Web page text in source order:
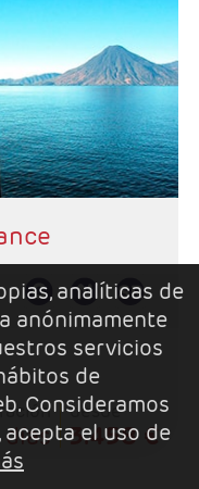
1 noche
1 noche
Flores.
(sin bebidas).
días
desde
3.458 €
analíticas de
anónimamente
servicios
de
Consideramos
el uso de